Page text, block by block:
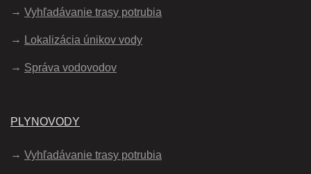
Vyhľadávanie trasy potrubia
Lokalizácia únikov vody
Správa vodovodov
PLYNOVODY
Vyhľadávanie trasy potrubia